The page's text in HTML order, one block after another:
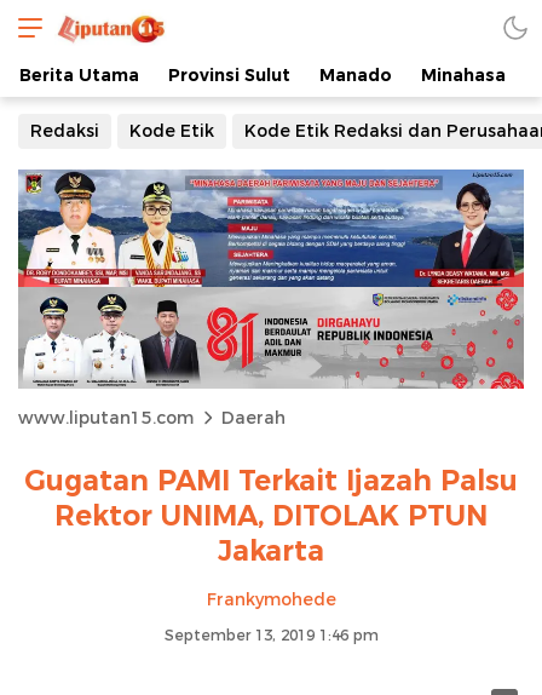
Berita Utama Provinsi Sulut Manado Minahasa
Redaksi Kode Etik Kode Etik Redaksi dan
www.liputan15.com Daerah
Gugatan PAMI Terkait Ijazah Palsu
Rektor UNIMA, DITOLAK PTUN
Jakarta
Frankymohede
September 13, 2019 1:46 pm